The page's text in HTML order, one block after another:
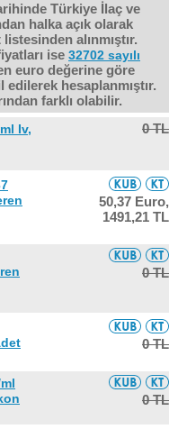
Türkiye İlaç ve
halka açık olarak
alınmıştır.
ise 32702 sayılı
euro değerine göre
edilerek hesaplanmıştır.
farklı olabilir.
Iv,
0 TL
50,37 Euro,
1491,21 TL
0 TL
0 TL
0 TL